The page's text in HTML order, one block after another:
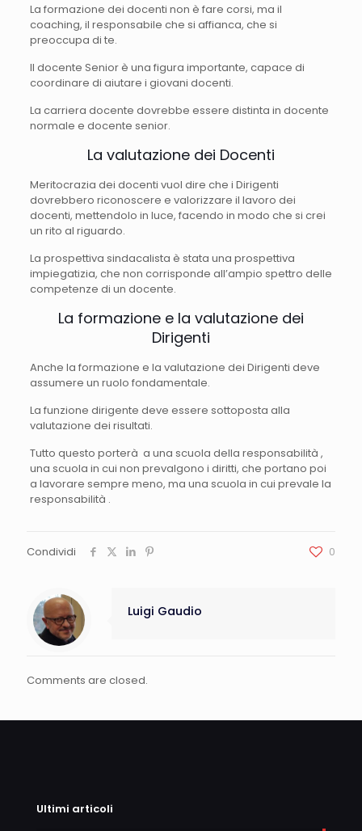
La formazione dei docenti non è fare corsi, ma il
coaching, il responsabile che si affianca, che si
preoccupa di te.
Il docente Senior è una figura importante, capace di
coordinare di aiutare i giovani docenti.
La carriera docente dovrebbe essere distinta in docente
normale e docente senior.
La valutazione dei Docenti
Meritocrazia dei docenti vuol dire che i Dirigenti
dovrebbero riconoscere e valorizzare il lavoro dei
docenti, mettendolo in luce, facendo in modo che si crei
un rito al riguardo.
La prospettiva sindacalista è stata una prospettiva
impiegatizia, che non corrisponde all’ampio spettro delle
competenze di un docente.
La formazione e la valutazione dei
Dirigenti
Anche la formazione e la valutazione dei Dirigenti deve
assumere un ruolo fondamentale.
La funzione dirigente deve essere sottoposta alla
valutazione dei risultati.
Tutto questo porterà a una scuola della responsabilità ,
una scuola in cui non prevalgono i diritti, che portano poi
a lavorare sempre meno, ma una scuola in cui prevale la
responsabilità .
Condividi 0
Luigi Gaudio
Comments are closed.
Ultimi articoli